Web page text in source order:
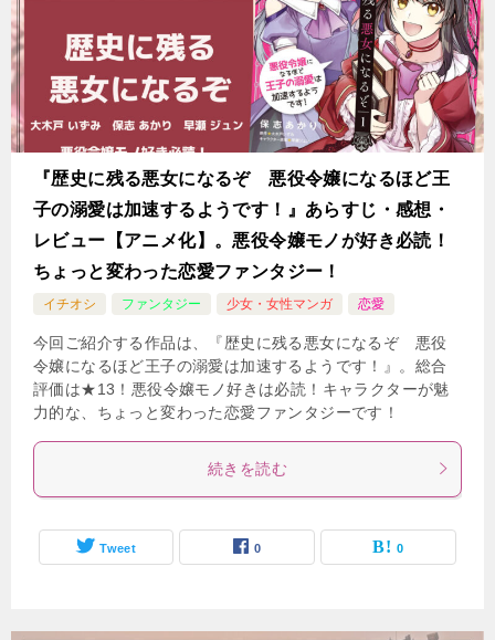
『歴史に残る悪女になるぞ 悪役令嬢になるほど王
子の溺愛は加速するようです！』あらすじ・感想・
レビュー【アニメ化】。悪役令嬢モノが好き必読！
ちょっと変わった恋愛ファンタジー！
イチオシ ファンタジー 少女・女性マンガ 恋愛
今回ご紹介する作品は、『歴史に残る悪女になるぞ 悪役
令嬢になるほど王子の溺愛は加速するようです！』。総合
評価は★13！悪役令嬢モノ好きは必読！キャラクターが魅
力的な、ちょっと変わった恋愛ファンタジーです！
続きを読む
Tweet 0 0